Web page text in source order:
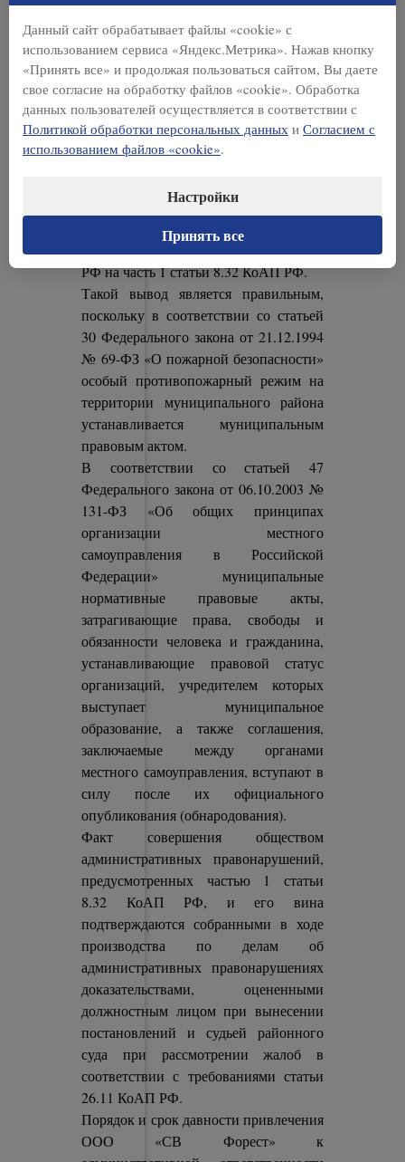
Данный сайт обрабатывает файлы «cookie» с
использованием сервиса «Яндекс.Метрика». Нажав кнопку
«Принять все» и продолжая пользоваться сайтом, Вы даете
свое согласие на обработку файлов «cookie». Обработка
данных пользователей осуществляется в соответствии с
Политикой обработки персональных данных и Согласием с
использованием файлов «cookie».
Настройки
Принять все
Тотемского муниципального района
от 20.05.2019 № 527 «Об
установлении особого
противопожарного режима на
территории Тотемского
муниципального района» – на дату
выявления административного
правонарушения не был опубликован
связи с чем не подлежал применению,
переквалифицировал действия
общества с части 3 статьи 8.32 КоАП
РФ на часть 1 статьи 8.32 КоАП РФ.
Такой вывод является правильным,
поскольку в соответствии со статьей
30 Федерального закона от 21.12.1994
№ 69-ФЗ «О пожарной безопасности»
особый противопожарный режим на
территории муниципального района
устанавливается муниципальным
правовым актом.
В соответствии со статьей 47
Федерального закона от 06.10.2003 №
131-ФЗ «Об общих принципах
организации местного
самоуправления в Российской
Федерации» муниципальные
нормативные правовые акты,
затрагивающие права, свободы и
обязанности человека и гражданина,
устанавливающие правовой статус
организаций, учредителем которых
выступает муниципальное
образование, а также соглашения,
заключаемые между органами
местного самоуправления, вступают в
силу после их официального
опубликования (обнародования).
Факт совершения обществом
административных правонарушений,
предусмотренных частью 1 статьи
8.32 КоАП РФ, и его вина
подтверждаются собранными в ходе
производства по делам об
административных правонарушениях
доказательствами, оцененными
должностным лицом при вынесении
постановлений и судьей районного
суда при рассмотрении жалоб в
соответствии с требованиями статьи
26.11 КоАП РФ.
Порядок и срок давности привлечения
ООО «СВ Форест» к